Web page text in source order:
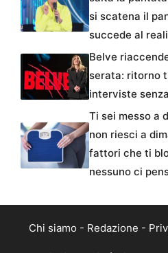
si scatena il
succede al
Belve
serata: ritorno
interviste
Ti sei messo a
non riesci a
fattori che ti
nessuno ci
Chi siamo - Redazione -